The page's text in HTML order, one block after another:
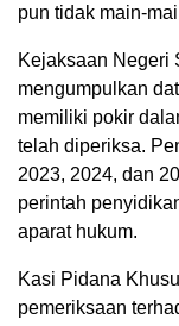
pun tidak main-
Kejaksaan Negeri
mengumpulkan
memiliki pokir
telah diperiksa.
2023, 2024, dan
perintah
aparat hukum.
Kasi Pidana
pemeriksaan